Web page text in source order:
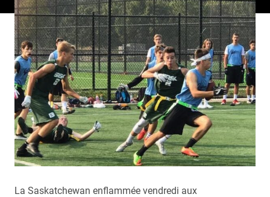
La Saskatchewan enflammée vendredi aux